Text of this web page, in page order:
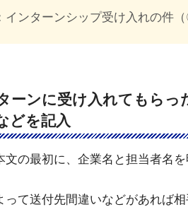
インターンシップ受け入れの件
ーンに受け入れてもらっ
どを記入
文の最初に、企業名と担当者名を
って送付先間違いなどがあれば